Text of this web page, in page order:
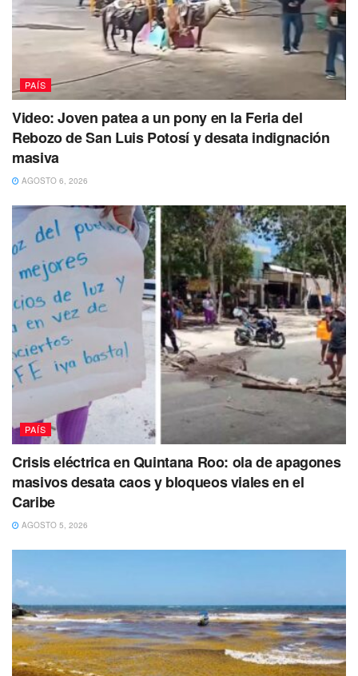
PAÍS
Video: Joven patea a un pony en la Feria del
Rebozo de San Luis Potosí y desata indignación
masiva
AGOSTO 6, 2026
PAÍS
Crisis eléctrica en Quintana Roo: ola de apagones
masivos desata caos y bloqueos viales en el
Caribe
AGOSTO 5, 2026